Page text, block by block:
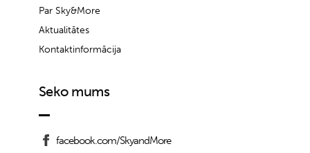
Par Sky&More
Aktualitātes
Kontaktinformācija
Seko mums
facebook.com/SkyandMore